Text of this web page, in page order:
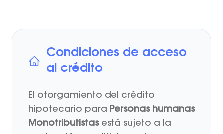
Condiciones de acceso
al crédito
El otorgamiento del crédito
hipotecario para Personas humanas
Monotributistasestá sujeto a la